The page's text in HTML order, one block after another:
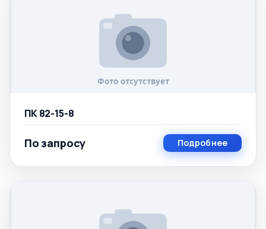
ПК 82-15-8
По запросу Подробнее